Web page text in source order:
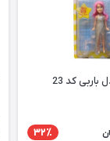
کد 23
32٪